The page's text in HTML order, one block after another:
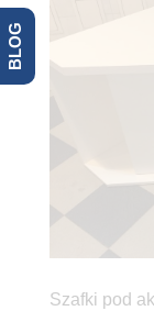
Szafki pod
BLOG